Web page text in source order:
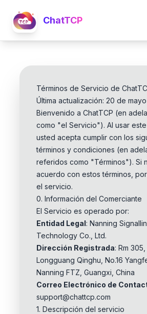
ChatTCP
Términos de Servicio de
Última actualización: 20 de
Bienvenido a ChatTCP (en
como "el Servicio"). Al usar este
usted acepta cumplir con los
términos y condiciones (en
referidos como "Términos"). Si
acuerdo con estos términos,
el servicio.
0. Información del Comerciante
El Servicio es operado por:
Entidad Legal: Nanning
Technology Co., Ltd.
Dirección Registrada: Rm
Longguang Qinghu, No.16
Nanning FTZ, Guangxi, China
Correo Electrónico de
support@chattcp.com
1. Descripción del servicio